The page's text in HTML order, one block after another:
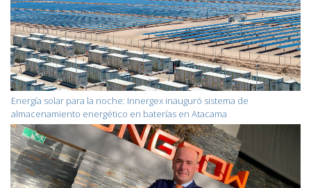
Energía solar para la noche: Innergex inauguró sistema de
almacenamiento energético en baterías en Atacama